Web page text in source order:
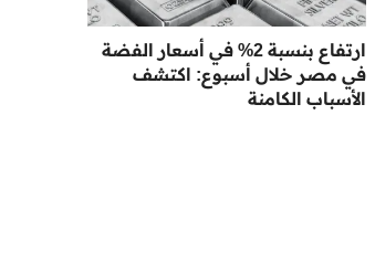
ارتفاع بنسبة 2% في أسعار الفضة
في مصر خلال أسبوع: اكتشف
الأسباب الكامنة